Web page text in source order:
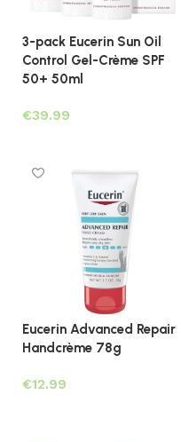
3-pack Eucerin Sun Oil
Control Gel-Crème SPF
50+ 50ml
€
Eucerin Advanced Repair
Handcrème 78g
€